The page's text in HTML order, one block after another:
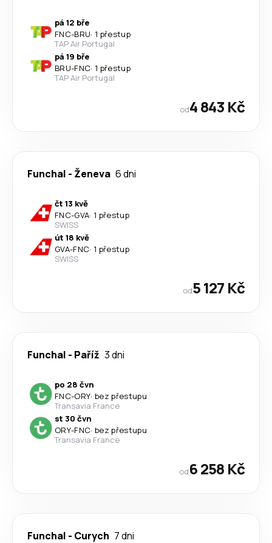
pá 12 bře
FNC-BRU· 1 přestup
TAP Air Portugal
pá 19 bře
BRU-FNC· 1 přestup
TAP Air Portugal
od4 843 Kč
Funchal - Ženeva 6 dni
čt 13 kvě
FNC-GVA· 1 přestup
SWISS
út 18 kvě
GVA-FNC· 1 přestup
SWISS
od5 127 Kč
Funchal - Paříž 3 dni
po 28 čvn
FNC-ORY· bez přestupu
Transavia France
st 30 čvn
ORY-FNC· bez přestupu
Transavia France
od6 258 Kč
Funchal - Curych 7 dni